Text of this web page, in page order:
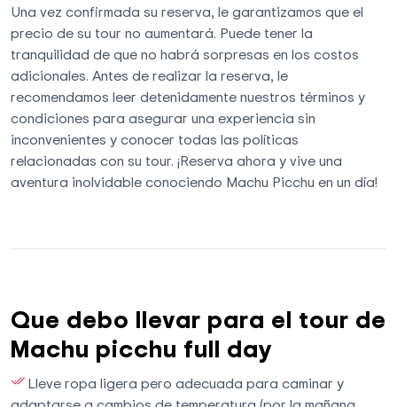
Una vez confirmada su reserva, le garantizamos que el
precio de su tour no aumentará. Puede tener la
tranquilidad de que no habrá sorpresas en los costos
adicionales. Antes de realizar la reserva, le
recomendamos leer detenidamente nuestros términos y
condiciones para asegurar una experiencia sin
inconvenientes y conocer todas las políticas
relacionadas con su tour. ¡Reserva ahora y vive una
aventura inolvidable conociendo Machu Picchu en un día!
Que debo llevar para el tour de
Machu picchu full day
Lleve ropa ligera pero adecuada para caminar y